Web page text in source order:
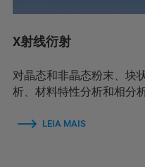
X射线衍射
对晶态和非晶态粉末、块
析、材料特性分析和相分析
LEIA MAIS